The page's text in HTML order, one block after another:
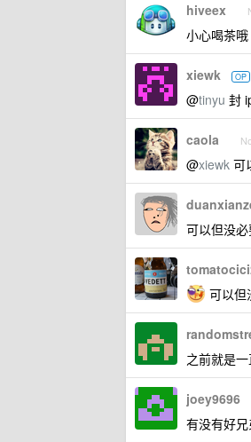
hiveex
小心喝茶哦
xiewk OP
@tinyu 封
caola
@xiewk 可
可以但没
可以但
之前就是
joey9696
有没有好